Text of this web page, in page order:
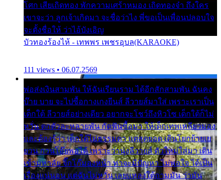
โศก เสียเถิดทอง พักความเศร้าหมอง เถิดทองจ๋า ถึงใคร
เขาจะว่า ลูกเจ้าเกิดมา จะชื่อว่าไง พี่ขอเป็นเพื่อนปลอบใจ
จะตั้งชื่อให้ ว่าไอ้บังเอิญ
บัวทองร้องไห้ - เทพพร เพชรอุบล(KARAOKE)
111 views • 06.07.2569
พ่อส่งเงินสามพัน ให้ฉันเรียนราม ได้อีกสักสามพัน ฉันคง
บ๊าย บาย จะไปซื้อกางเกงยีนส์ ลีวายส์มาใส่ เพราะเราเป็น
เด็กใต้ ลีวายส์อย่างเดียว อยากจะโชว์ถึงหิวโซ เด็กใต้ก็ไม่
หวั่น ตกตัวละหลายพัน กัดฟันซื้อมา ให้เด็กเทพเหลียวมอง
และต้องรู้ว่า เด็กใต้ไม่ธรรมดา แต่สุดยอด เดินโยกย้ายเย
ยวน กวนโอ๊ยพอได้ เพราะว่านุ่งลีวายส์ ตัวใหม่ใส่มา เดิน
เข้ามหาลัย จิ๊กโก๊มองหน้า ท่าจะมีปัญหา ไม่พอใจ ได้เป็น
เรื่องแน่นอน แต่ฉันไม่หวั่น เลยแหลงใต้ถามมัน ว่ามัน